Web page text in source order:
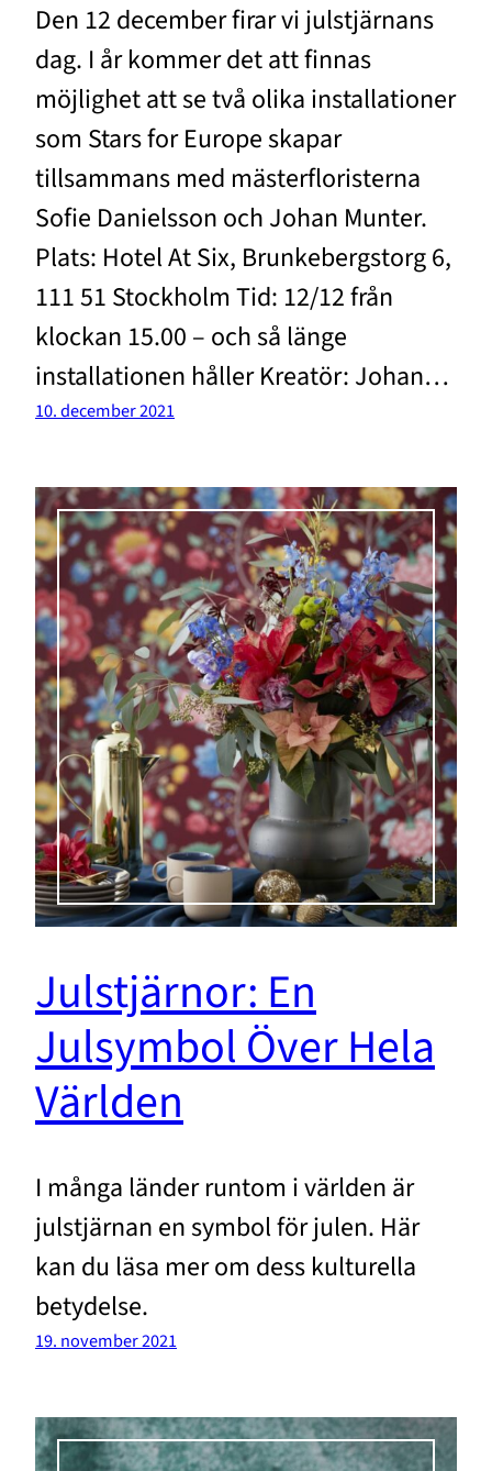
Den 12 december firar vi julstjärnans
dag. I år kommer det att finnas
möjlighet att se två olika installationer
som Stars for Europe skapar
tillsammans med mästerfloristerna
Sofie Danielsson och Johan Munter.
Plats: Hotel At Six, Brunkebergstorg 6,
111 51 Stockholm Tid: 12/12 från
klockan 15.00 – och så länge
installationen håller Kreatör: Johan…
10. december 2021
Julstjärnor: En
Julsymbol Över Hela
Världen
I många länder runtom i världen är
julstjärnan en symbol för julen. Här
kan du läsa mer om dess kulturella
betydelse.
19. november 2021